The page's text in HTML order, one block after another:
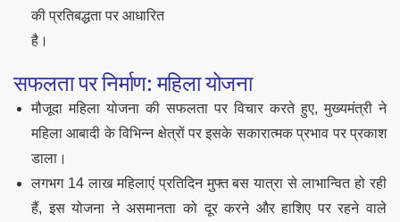
की प्रतिबद्धता पर आधारित
है।
सफलता पर निर्माण: महिला योजना
मौजूदा महिला योजना की सफलता पर विचार करते हुए, मुख्यमंत्री ने
महिला आबादी के विभिन्न क्षेत्रों पर इसके सकारात्मक प्रभाव पर प्रकाश
डाला।
लगभग 14 लाख महिलाएं प्रतिदिन मुफ्त बस यात्रा से लाभान्वित हो रही
हैं, इस योजना ने असमानता को दूर करने और हाशिए पर रहने वाले